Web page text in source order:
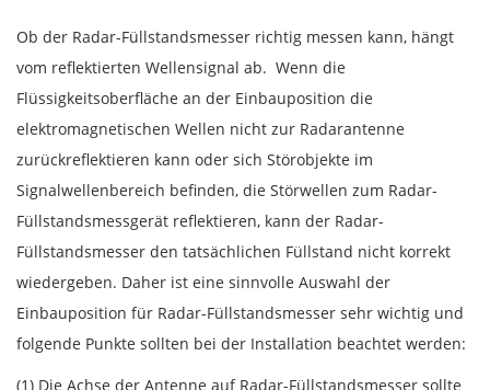
Ob der Radar-Füllstandsmesser richtig messen kann, hängt
vom reflektierten Wellensignal ab. Wenn die
Flüssigkeitsoberfläche an der Einbauposition die
elektromagnetischen Wellen nicht zur Radarantenne
zurückreflektieren kann oder sich Störobjekte im
Signalwellenbereich befinden, die Störwellen zum Radar-
Füllstandsmessgerät reflektieren, kann der Radar-
Füllstandsmesser den tatsächlichen Füllstand nicht korrekt
wiedergeben. Daher ist eine sinnvolle Auswahl der
Einbauposition für Radar-Füllstandsmesser sehr wichtig und
folgende Punkte sollten bei der Installation beachtet werden:
(1) Die Achse der Antenne auf Radar-Füllstandsmesser sollte